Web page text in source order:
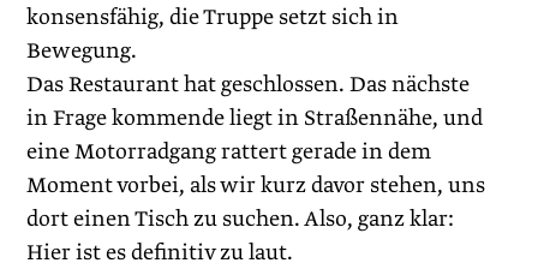
konsensfähig, die Truppe setzt sich in
Bewegung.
Das Restaurant hat geschlossen. Das nächste
in Frage kommende liegt in Straßennähe, und
eine Motorradgang rattert gerade in dem
Moment vorbei, als wir kurz davor stehen, uns
dort einen Tisch zu suchen. Also, ganz klar:
Hier ist es definitiv zu laut.